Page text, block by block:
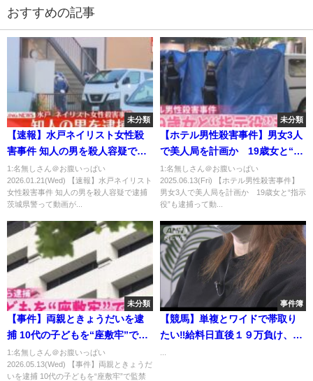
おすすめの記事
未分類
【速報】水戸ネイリスト女性殺
害事件 知人の男を殺人容疑で逮
捕 茨城県警
1:名無しさん＠お腹いっぱい
2026.01.21(Wed) 【速報】水戸ネイリスト
女性殺害事件 知人の男を殺人容疑で逮捕
茨城県警って動画が...
未分類
【ホテル男性殺害事件】男女3人
で美人局を計画か 19歳女と“指
示役”も逮捕
1:名無しさん＠お腹いっぱい
2025.06.13(Fri) 【ホテル男性殺害事件】
男女3人で美人局を計画か 19歳女と“指示
役”も逮捕って動...
未分類
【事件】両親ときょうだいを逮
捕 10代の子どもを“座敷牢”で監
禁し日常的に虐待か 警視庁
1:名無しさん＠お腹いっぱい
2026.05.13(Wed) 【事件】両親ときょうだ
いを逮捕 10代の子どもを“座敷牢”で監禁
事件簿
【競馬】単複とワイドで帯取り
たい‼️給料日直後１９万負け、真